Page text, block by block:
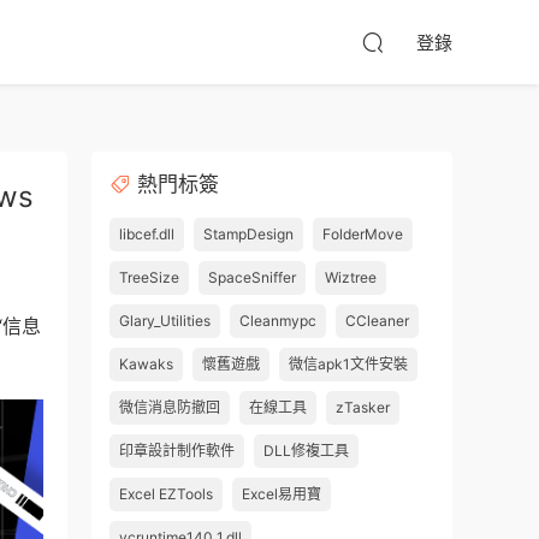
登錄
息
熱門标簽
libcef.dll StampDesign FolderMove
TreeSize SpaceSniffer Wiztree
Glary_Utilities Cleanmypc CCleaner
Kawaks 懷舊遊戲 微信apk1文件安裝
微信消息防撤回 在線工具 zTasker
印章設計制作軟件 DLL修複工具
Excel EZTools Excel易用寶